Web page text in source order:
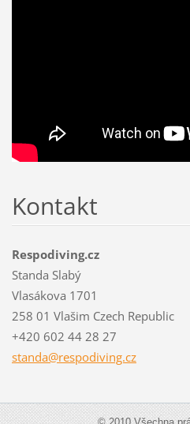
Kontakt
Respodiving.cz
Standa Slabý
Vlasákova 1701
258 01 Vlašim Czech Republic
+420 602 44 28 27
standa@respodiving.cz
© 2010 Všechna